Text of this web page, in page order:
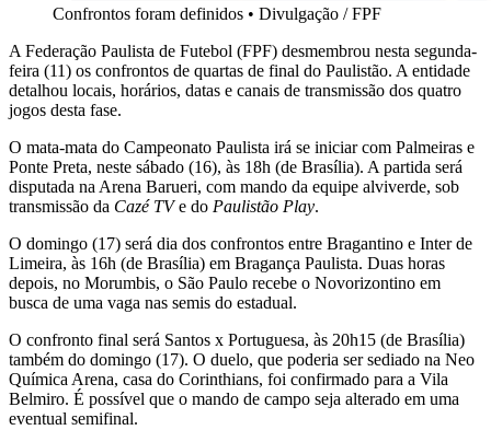
Confrontos foram definidos • Divulgação / FPF
A Federação Paulista de Futebol (FPF) desmembrou nesta segunda-
feira (11) os confrontos de quartas de final do Paulistão. A entidade
detalhou locais, horários, datas e canais de transmissão dos quatro
jogos desta fase.
O mata-mata do Campeonato Paulista irá se iniciar com Palmeiras e
Ponte Preta, neste sábado (16), às 18h (de Brasília). A partida será
disputada na Arena Barueri, com mando da equipe alviverde, sob
transmissão da Cazé TVe do Paulistão Play.
O domingo (17) será dia dos confrontos entre Bragantino e Inter de
Limeira, às 16h (de Brasília) em Bragança Paulista. Duas horas
depois, no Morumbis, o São Paulo recebe o Novorizontino em
busca de uma vaga nas semis do estadual.
O confronto final será Santos x Portuguesa, às 20h15 (de Brasília)
também do domingo (17). O duelo, que poderia ser sediado na Neo
Química Arena, casa do Corinthians, foi confirmado para a Vila
Belmiro. É possível que o mando de campo seja alterado em uma
eventual semifinal.